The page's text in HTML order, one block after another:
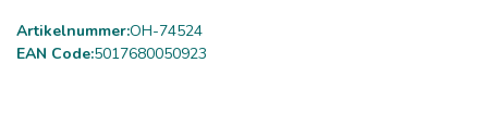
Artikelnummer:OH-74524
EAN Code:5017680050923